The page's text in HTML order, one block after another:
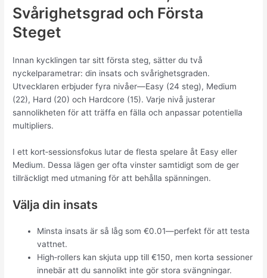
Svårighetsgrad och Första
Steget
Innan kycklingen tar sitt första steg, sätter du två
nyckelparametrar: din insats och svårighetsgraden.
Utvecklaren erbjuder fyra nivåer—Easy (24 steg), Medium
(22), Hard (20) och Hardcore (15). Varje nivå justerar
sannolikheten för att träffa en fälla och anpassar potentiella
multipliers.
I ett kort‑sessionsfokus lutar de flesta spelare åt Easy eller
Medium. Dessa lägen ger ofta vinster samtidigt som de ger
tillräckligt med utmaning för att behålla spänningen.
Välja din insats
Minsta insats är så låg som €0.01—perfekt för att testa
vattnet.
High‑rollers kan skjuta upp till €150, men korta sessioner
innebär att du sannolikt inte gör stora svängningar.